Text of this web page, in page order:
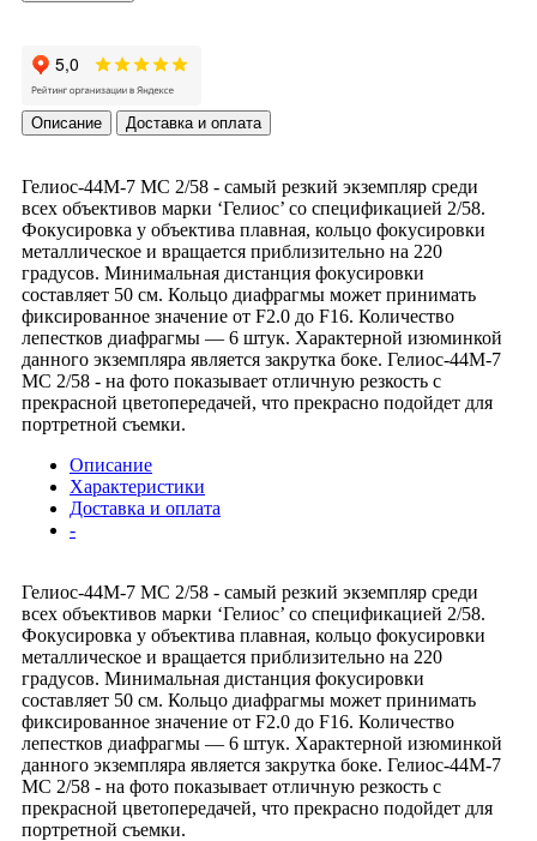
Описание Доставка и оплата
Гелиос-44М-7 МС 2/58 - самый резкий экземпляр среди
всех объективов марки ‘Гелиос’ со спецификацией 2/58.
Фокусировка у объектива плавная, кольцо фокусировки
металлическое и вращается приблизительно на 220
градусов. Минимальная дистанция фокусировки
составляет 50 см. Кольцо диафрагмы может принимать
фиксированное значение от F2.0 до F16. Количество
лепестков диафрагмы — 6 штук. Характерной изюминкой
данного экземпляра является закрутка боке. Гелиос-44М-7
МС 2/58 - на фото показывает отличную резкость с
прекрасной цветопередачей, что прекрасно подойдет для
портретной съемки.
Описание
Характеристики
Доставка и оплата
-
Гелиос-44М-7 МС 2/58 - самый резкий экземпляр среди
всех объективов марки ‘Гелиос’ со спецификацией 2/58.
Фокусировка у объектива плавная, кольцо фокусировки
металлическое и вращается приблизительно на 220
градусов. Минимальная дистанция фокусировки
составляет 50 см. Кольцо диафрагмы может принимать
фиксированное значение от F2.0 до F16. Количество
лепестков диафрагмы — 6 штук. Характерной изюминкой
данного экземпляра является закрутка боке. Гелиос-44М-7
МС 2/58 - на фото показывает отличную резкость с
прекрасной цветопередачей, что прекрасно подойдет для
портретной съемки.